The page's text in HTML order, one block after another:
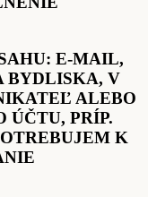
E-MAIL,
BYDLISKA, V
ALEBO
ÚČTU, PRÍP.
K